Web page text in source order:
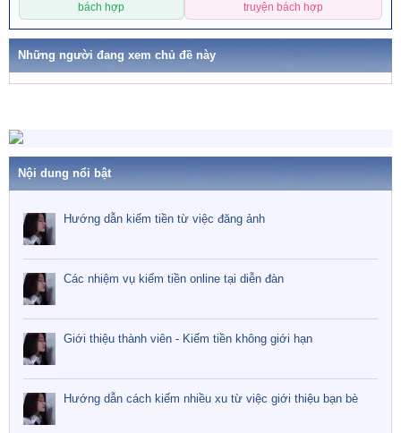
k
ó
a
bách hợp truyện bách hợp
Những người đang xem chủ đề này
Nội dung nổi bật
Hướng dẫn kiếm tiền từ việc đăng ảnh
Các nhiệm vụ kiếm tiền online tại diễn đàn
Giới thiệu thành viên - Kiếm tiền không giới hạn
Hướng dẫn cách kiếm nhiều xu từ việc giới thiệu bạn bè